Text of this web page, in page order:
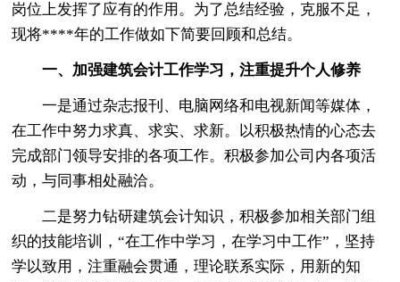
岗位上发挥了应有的作用。为了总结经验，克服不足，
现将****年的工作做如下简要回顾和总结。
一、加强建筑会计工作学习，注重提升个人修养
一是通过杂志报刊、电脑网络和电视新闻等媒体，
在工作中努力求真、求实、求新。以积极热情的心态去
完成部门领导安排的各项工作。积极参加公司内各项活
动，与同事相处融洽。
二是努力钻研建筑会计知识，积极参加相关部门组
织的技能培训，“在工作中学习，在学习中工作”，坚持
学以致用，注重融会贯通，理论联系实际，用新的知